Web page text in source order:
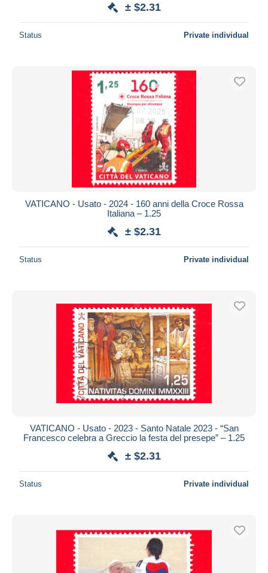
± $2.31
Status Private individual
VATICANO - Usato - 2024 - 160 anni della Croce Rossa
Italiana – 1.25
± $2.31
Status Private individual
VATICANO - Usato - 2023 - Santo Natale 2023 - “San
Francesco celebra a Greccio la festa del presepe” – 1.25
± $2.31
Status Private individual